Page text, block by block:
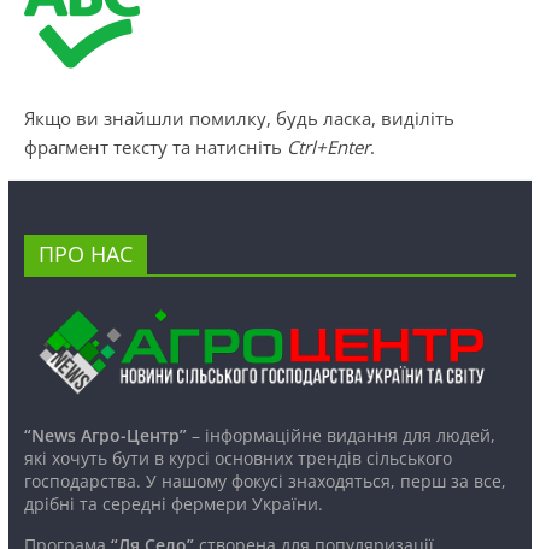
Якщо ви знайшли помилку, будь ласка, виділіть
фрагмент тексту та натисніть Ctrl+Enter.
ПРО НАС
“News Агро-Центр”– інформаційне видання для людей,
які хочуть бути в курсі основних трендів сільського
господарства. У нашому фокусі знаходяться, перш за все,
дрібні та середні фермери України.